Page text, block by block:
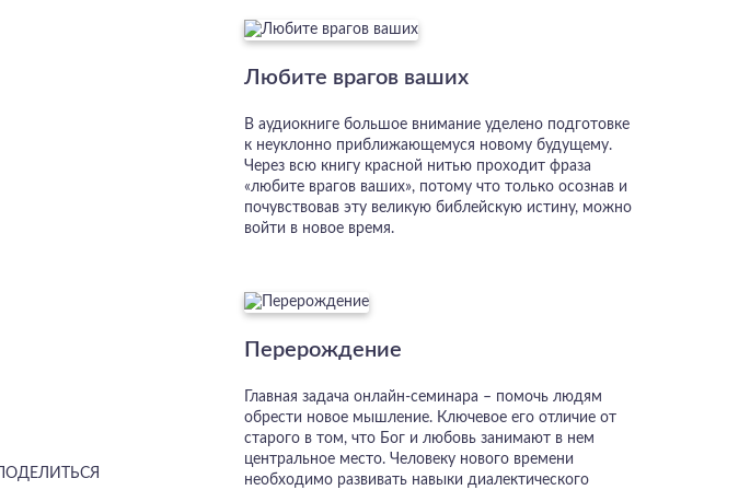
ПОДЕЛИТЬСЯ
Любите врагов ваших
В аудиокниге большое внимание уделено подготовке
к неуклонно приближающемуся новому будущему.
Через всю книгу красной нитью проходит фраза
«любите врагов ваших», потому что только осознав и
почувствовав эту великую библейскую истину, можно
войти в новое время.
Перерождение
Главная задача онлайн-семинара – помочь людям
обрести новое мышление. Ключевое его отличие от
старого в том, что Бог и любовь занимают в нем
центральное место. Человеку нового времени
необходимо развивать навыки диалектического